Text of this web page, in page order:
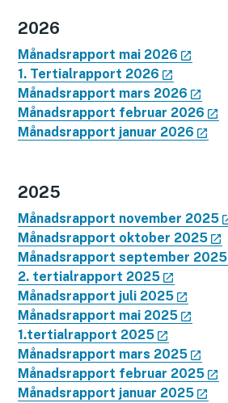
2026
Månadsrapport mai 2026
1. Tertialrapport 2026
Månadsrapport mars 2026
Månadsrapport februar 2026
Månadsrapport januar 2026
2025
Månadsrapport november 2025
Månadsrapport oktober 2025
Månadsrapport september 2025
2. tertialrapport 2025
Månadsrapport juli 2025
Månadsrapport mai 2025
1.tertialrapport 2025
Månadsrapport mars 2025
Månadsrapport februar 2025
Månadsrapport januar 2025